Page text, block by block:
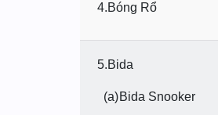
4.Bóng Rổ
5.Bida
(a) Bida Snooker